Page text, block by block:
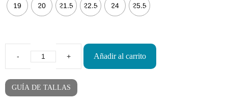
19 20 21.5 22.5 24 25.5
Attipas
Gradation
Añadir al carrito
GUÍA DE TALLAS